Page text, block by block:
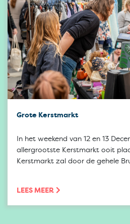
Grote Kerstmarkt
In het weekend van 12 en 13
allergrootste Kerstmarkt ooit
Kerstmarkt zal door de gehele
LEES MEER